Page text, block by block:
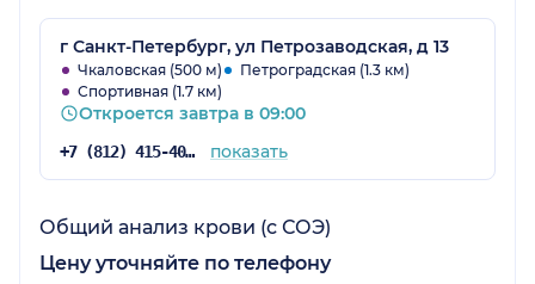
г Санкт-Петербург, ул Петрозаводская, д 13
Чкаловская (500 м)
Петроградская (1.3 км)
Спортивная (1.7 км)
Откроется завтра в 09:00
+7 (812) 415-40-60 показать
Общий анализ крови (с СОЭ)
Цену уточняйте по телефону